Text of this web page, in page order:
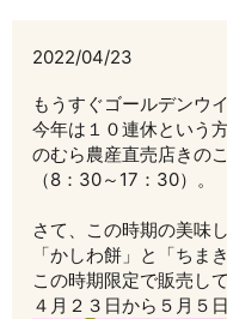
2022/04/23
もうすぐゴールデンウ
今年は１０連休という
のむら農産直売店きの
（8：30～17：30）。
さて、この時期の美味
「かしわ餅」と「ちま
この時期限定で販売し
４月２３日から５月５